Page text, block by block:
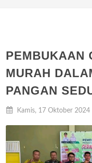
PEMBUKAAN
MURAH
PANGAN
Kamis, 17 Oktober 2024